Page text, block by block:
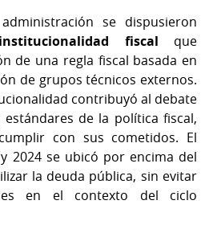
se dispusieron
institucionalidad fiscal que
de una regla fiscal basada en
de grupos técnicos externos.
contribuyó al debate
de la política fiscal,
con sus cometidos. El
2024 se ubicó por encima del
la deuda pública, sin evitar
en el contexto del ciclo